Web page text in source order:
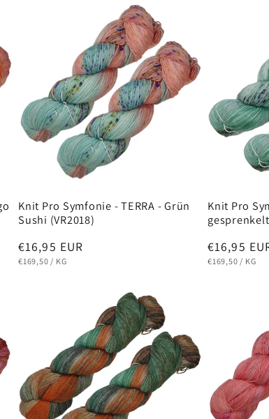
Knit Pro Symfonie - TERRA - Grün
Sushi (VR2018)
Normaler
Preis
€16,95 EUR
GRUNDPREIS
€169,50 / PRO
KG
Knit Pro
gesprenkelt
Normaler
Preis
€16,95
GRUNDPREIS
€169,50 / PRO
KG